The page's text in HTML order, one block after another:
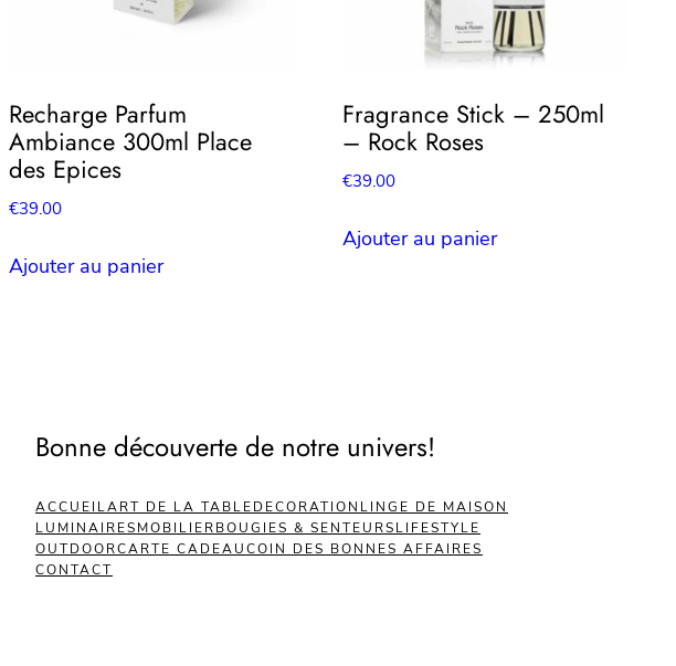
Recharge Parfum
Ambiance 300ml Place
des Epices
€39.00
Ajouter au panier
Fragrance Stick – 250ml
– Rock Roses
€39.00
Ajouter au panier
Bonne découverte de notre univers!
ACCUEILART DE LA TABLEDECORATION LINGE DE MAISON
LUMINAIRESMOBILIERBOUGIES & SENTEURSLIFESTYLE
OUTDOORCARTE CADEAUCOIN DES BONNES AFFAIRES
CONTACT